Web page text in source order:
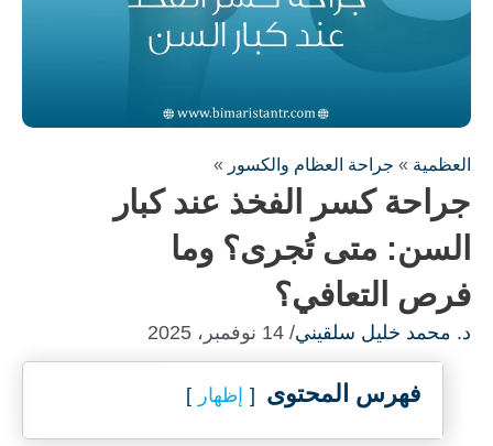
العظمية » جراحة العظام والكسور »
جراحة كسر الفخذ عند كبار
السن: متى تُجرى؟ وما
فرص التعافي؟
د. محمد خليل سلقيني/ 14 نوفمبر، 2025
فهرس المحتوى إظهار